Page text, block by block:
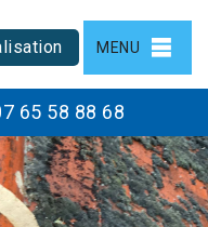
MENU
65 58 88 68